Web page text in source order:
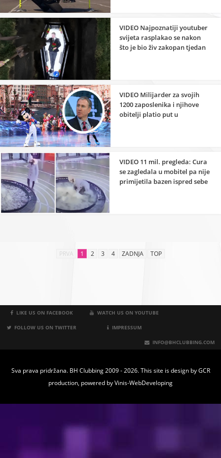
VIDEO Najpoznatiji youtuber
svijeta rasplakao se nakon
što je bio živ zakopan tjedan
VIDEO Milijarder za svojih
1200 zaposlenika i njihove
obitelji platio put u
VIDEO 11 mil. pregleda: Cura
se zagledala u mobitel pa nije
primijetila bazen ispred sebe
PRVA 1 2 3 4 ZADNJA TOP
LIKE US ON FACEBOOK WATCH US ON YOUTUBE
FOLLOW US ON TWITTER IMPRESSUM
INFO@BHCLUBBING.COM
Sva prava pridržana. BH Clubbing 2009 - 2026. This site is design byGCR
production, powered byVinis-WebDeveloping